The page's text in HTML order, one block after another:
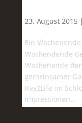
23. August 2015 |
Ein
Wochendende
Wochenende
gemeinsamer
Key2Life im
Impressionen...